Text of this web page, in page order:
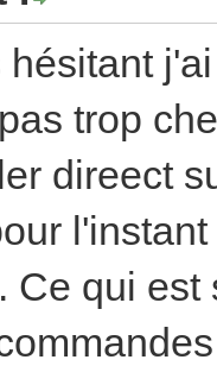
trop
direect
Ce qui